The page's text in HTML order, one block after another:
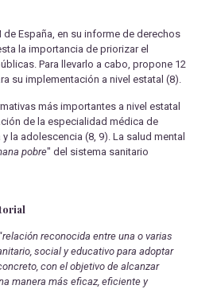
España, en su informe de derechos
la importancia de priorizar el
Para llevarlo a cabo, propone 12
su implementación a nivel estatal (8).
más importantes a nivel estatal
de la especialidad médica de
la adolescencia (8, 9). La salud mental
pobre" del sistema sanitario
relación reconocida entre una o varias
social y educativo para adoptar
con el objetivo de alcanzar
manera más eficaz, eficiente y